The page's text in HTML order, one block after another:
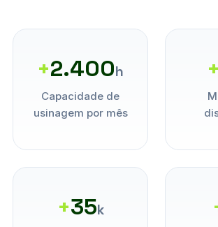
+2.400h
Capacidade de
usinagem por mês
+
+35k